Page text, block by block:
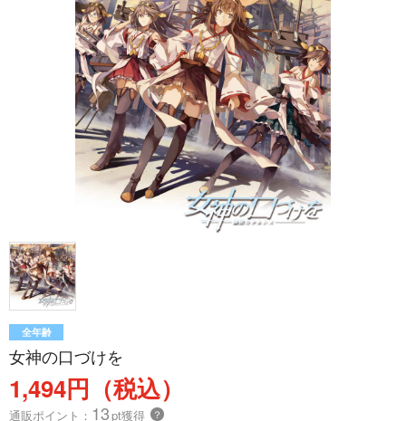
全年齢
女神の口づけを
1,494円（税込）
通販ポイント： 13pt獲得 ？